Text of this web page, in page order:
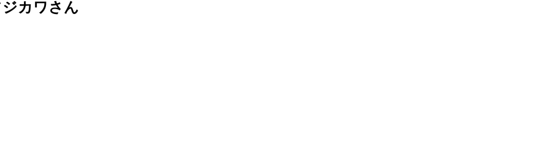
カワさん